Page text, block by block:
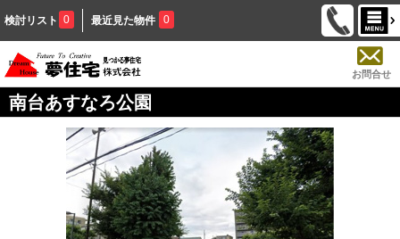
検討リスト 0 最近見た物件 0
お問合せ
南台あすなろ公園